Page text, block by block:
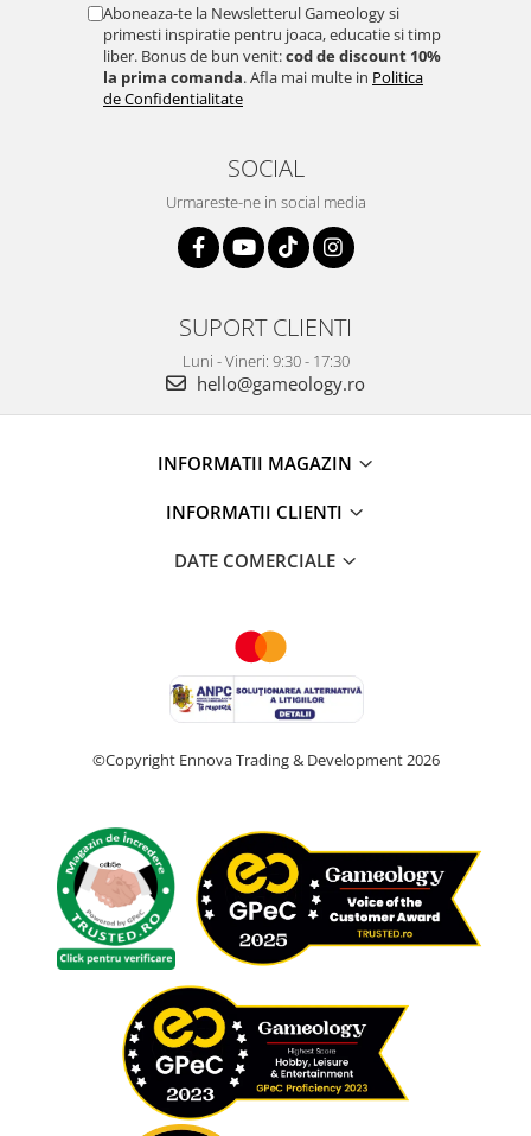
Aboneaza-te la Newsletterul Gameology si
primesti inspiratie pentru joaca, educatie si timp
liber. Bonus de bun venit:cod de discount 10%
la prima comanda. Afla mai multe in Politica
de Confidentialitate
SOCIAL
Urmareste-ne in social media
SUPORT CLIENTI
Luni - Vineri: 9:30 - 17:30
hello@gameology.ro
INFORMATII MAGAZIN
INFORMATII CLIENTI
DATE COMERCIALE
©Copyright Ennova Trading & Development 2026